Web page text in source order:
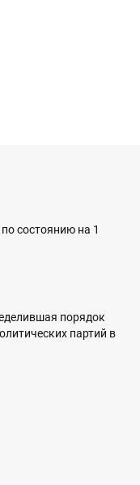
состоянию на 1
порядок
партий в